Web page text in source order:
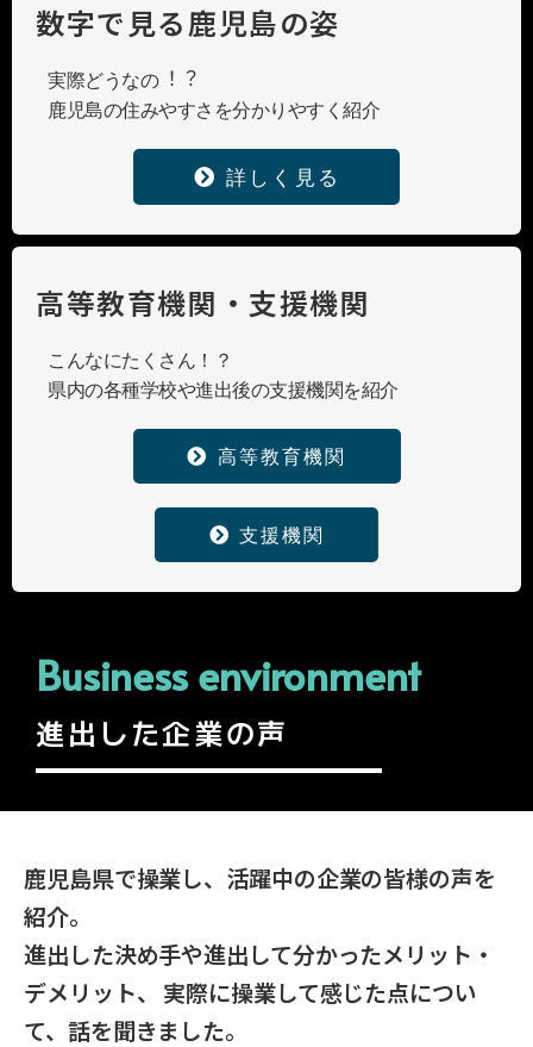
数字で見る鹿児島の姿
実際どうなの︕︖
鹿児島の住みやすさを分かりやすく紹介
詳しく見る
高等教育機関・支援機関
こんなにたくさん！？
県内の各種学校や進出後の支援機関を紹介
高等教育機関
支援機関
Business environment
進出した企業の声
鹿児島県で操業し、活躍中の企業の皆様の声を
紹介。
進出した決め手や進出して分かったメリット・
デメリット、 実際に操業して感じた点につい
て、話を聞きました。